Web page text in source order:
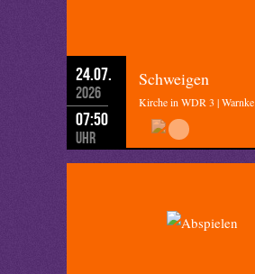
24.07.
2026
07:50
Uhr
Schweigen
Kirche in WDR 3 | Warnke